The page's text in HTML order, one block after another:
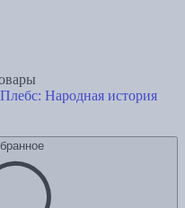
Плебс: Народная история